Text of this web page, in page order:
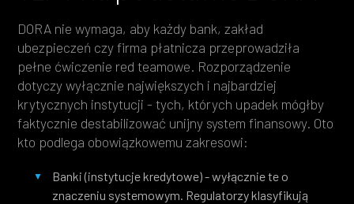
DORA nie wymaga, aby każdy bank, zakład
ubezpieczeń czy firma płatnicza przeprowadziła
pełne ćwiczenie red teamowe. Rozporządzenie
dotyczy wyłącznie największych i najbardziej
krytycznych instytucji - tych, których upadek mógłby
faktycznie destabilizować unijny system finansowy. Oto
kto podlega obowiązkowemu zakresowi:
Banki (instytucje kredytowe) - wyłącznie te o
znaczeniu systemowym. Regulatorzy klasyfikują